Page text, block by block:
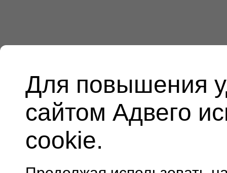
Для повышения
сайтом Адвего
cookie.